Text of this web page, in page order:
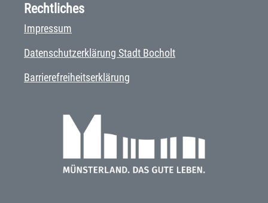
Rechtliches
Impressum
Datenschutzerklärung Stadt Bocholt
Barrierefreiheitserklärung